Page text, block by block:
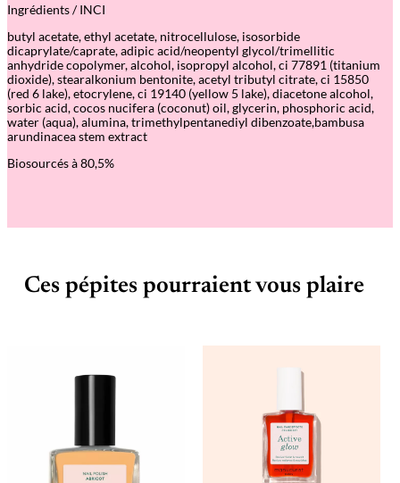
l
–
V
e
r
n
i
s
G
e
Ingrédients / INCI
butyl acetate, ethyl acetate, nitrocellulose, isosorbide
dicaprylate/caprate, adipic acid/neopentyl glycol/trimellitic
anhydride copolymer, alcohol, isopropyl alcohol, ci 77891 (titanium
dioxide), stearalkonium bentonite, acetyl tributyl citrate, ci 15850
(red 6 lake), etocrylene, ci 19140 (yellow 5 lake), diacetone alcohol,
sorbic acid, cocos nucifera (coconut) oil, glycerin, phosphoric acid,
water (aqua), alumina, trimethylpentanediyl dibenzoate,bambusa
arundinacea stem extract
Biosourcés à 80,5%
Ces pépites pourraient vous plaire